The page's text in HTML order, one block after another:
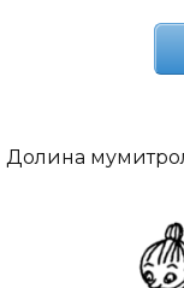
Долина